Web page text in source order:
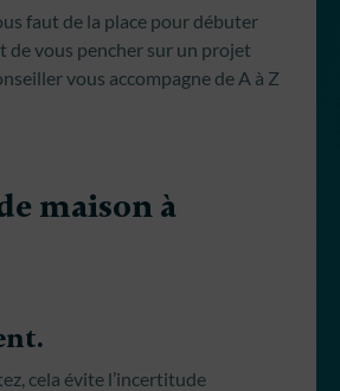
faut de la place pour débuter
de vous pencher sur un projet
vous accompagne de A à Z
maison à
cela évite l’incertitude